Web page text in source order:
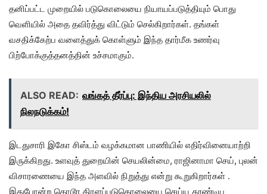
தனிப்பட்ட முறையில் படுகொலையை நியாயப்படுத்தியும் பொது
வெளியில் அதை தவிர்த்து விட்டும் செல்கிறார்கள். தங்கள்
வசதிக்கேற்ப வளைத்துக் கொள்ளும் இந்த தார்மீக உணர்வு
பிற்போக்குத்தனத்தின் உச்சமாகும்.
ALSO READ: வங்கத் தீர்ப்பு: இந்திய அரசியலில்
நிலநடுக்கம்!
இடதுசாரி இகோ சிஸ்டம் வழக்கமான பாணியில் எதிர்வினையாற்றி
இருக்கிறது. உளவுத் துறையின் செயலின்மை, ராஜினாமா செய், புலன்
விசாரணையை இந்த அளவில் நிறுத்து என்று கூறுகிறார்கள் .
இதுபோன்ற கொடூர திரளப்படுகொலையை செய்ய தூண்டிய